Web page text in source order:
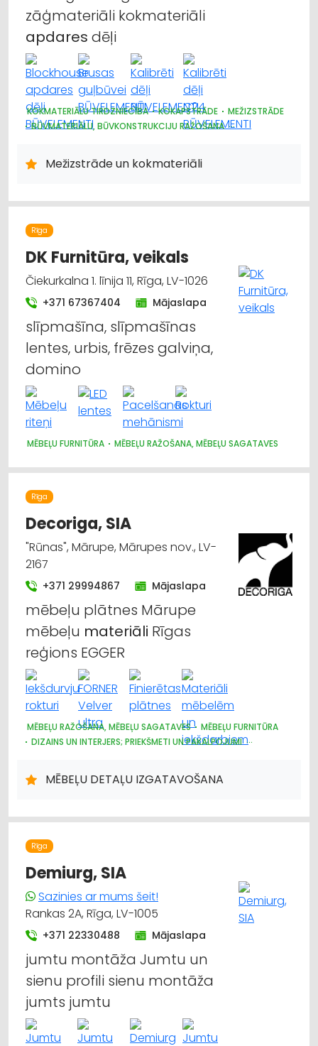
zāģmateriāli kokmateriāli
apdares dēļi
KOKMATERIĀLU TIRDZNIECĪBA KOKAPSTRĀDE
MEŽIZSTRĀDE
BŪVMATERIĀLU, BŪVKONSTRUKCIJU RAŽOŠANA
APDARES MATERIĀLI: VAIRUMTIRDZNIECĪBA
BŪVMATERIĀLU, BŪVKONSTRUKCIJU TIRDZNIECĪBA
KURINĀMAIS
MEŽKOPĪBAS UN MEŽIZSTRĀDES TEHNIKA
Mežizstrāde un kokmateriāli
Rīga
DK Furnitūra, veikals
Čiekurkalna 1. līnija 11, Rīga, LV-1026
+371 67367404 Mājaslapa
slīpmašīna, slīpmašīnas
lentes, urbis, frēzes galviņa,
domino
MĒBEĻU FURNITŪRA MĒBEĻU RAŽOŠANA, MĒBEĻU SAGATAVES
Rīga
Decoriga, SIA
"Rūnas", Mārupe, Mārupes nov., LV-
2167
+371 29994867 Mājaslapa
mēbeļu plātnes Mārupe
mēbeļu materiāli Rīgas
reģions EGGER
MĒBEĻU RAŽOŠANA, MĒBEĻU SAGATAVES
MĒBEĻU FURNITŪRA
DIZAINS UN INTERJERS; PRIEKŠMETI UN PAKALPOJUMI
APDARES MATERIĀLI: TIRDZNIECĪBA
APDARES MATERIĀLI: VAIRUMTIRDZNIECĪBA
BŪVMATERIĀLU, BŪVKONSTRUKCIJU VAIRUMTIRDZNIECĪBA
MĒBEĻU DETAĻU IZGATAVOŠANA
Rīga
Demiurg, SIA
Sazinies ar mums šeit!
Rankas 2A, Rīga, LV-1005
+371 22330488 Mājaslapa
jumtu montāža Jumtu un
sienu profili sienu montāža
jumts jumtu